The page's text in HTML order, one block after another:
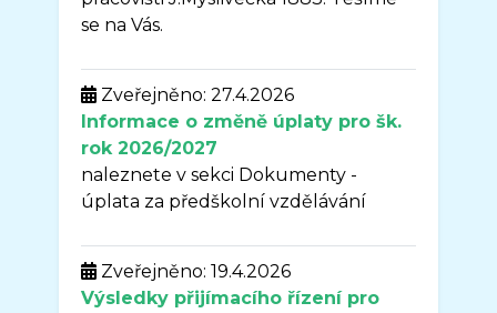
se na Vás.
Zveřejněno: 27.4.2026
Informace o změně úplaty pro šk.
rok 2026/2027
naleznete v sekci Dokumenty -
úplata za předškolní vzdělávání
Zveřejněno: 19.4.2026
Výsledky přijímacího řízení pro